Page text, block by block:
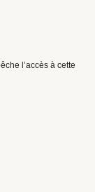
l’accès à cette